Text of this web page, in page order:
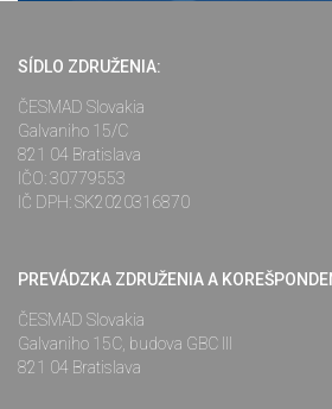
SÍDLO ZDRUŽENIA:
ČESMAD Slovakia
Galvaniho 15/C
821 04 Bratislava
IČO: 30779553
IČ DPH: SK2020316870
PREVÁDZKA ZDRUŽENIA A
ČESMAD Slovakia
Galvaniho 15C, budova GBC III
821 04 Bratislava